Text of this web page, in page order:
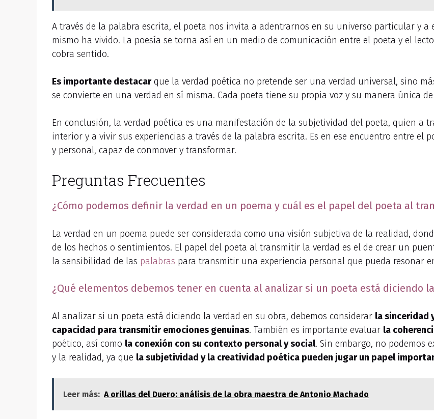
A través de la palabra escrita, el poeta nos invita a adentrarnos en su universo particular y a
mismo ha vivido. La poesía se torna así en un medio de comunicación entre el poeta y el
cobra sentido.
Es importante destacarque la verdad poética no pretende ser una verdad universal, sino
se convierte en una verdad en sí misma. Cada poeta tiene su propia voz y su manera única
En conclusión, la verdad poética es una manifestación de la subjetividad del poeta, quien a
interior y a vivir sus experiencias a través de la palabra escrita. Es en ese encuentro entre el
y personal, capaz de conmover y transformar.
Preguntas Frecuentes
¿Cómo podemos definir la verdad en un poema y cuál es el papel del poeta al
La verdad en un poema puede ser considerada como una visión subjetiva de la realidad,
de los hechos o sentimientos. El papel del poeta al transmitir la verdad es el de crear un
la sensibilidad de las palabras para transmitir una experiencia personal que pueda resonar
¿Qué elementos debemos tener en cuenta al analizar si un poeta está diciendo
Al analizar si un poeta está diciendo la verdad en su obra, debemos considerar la sinceridad
capacidad para transmitir emociones genuinas. También es importante evaluar la
poético, así como la conexión con su contexto personal y social. Sin embargo, no podemos
y la realidad, ya que la subjetividad y la creatividad poética pueden jugar un papel
Leer más: A orillas del Duero: análisis de la obra maestra de Antonio Machado